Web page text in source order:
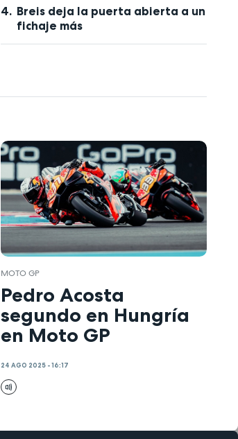
Breis deja la puerta abierta a un
fichaje más
MOTO GP
Pedro Acosta
segundo en Hungría
en Moto GP
24 AGO 2025 - 16:17